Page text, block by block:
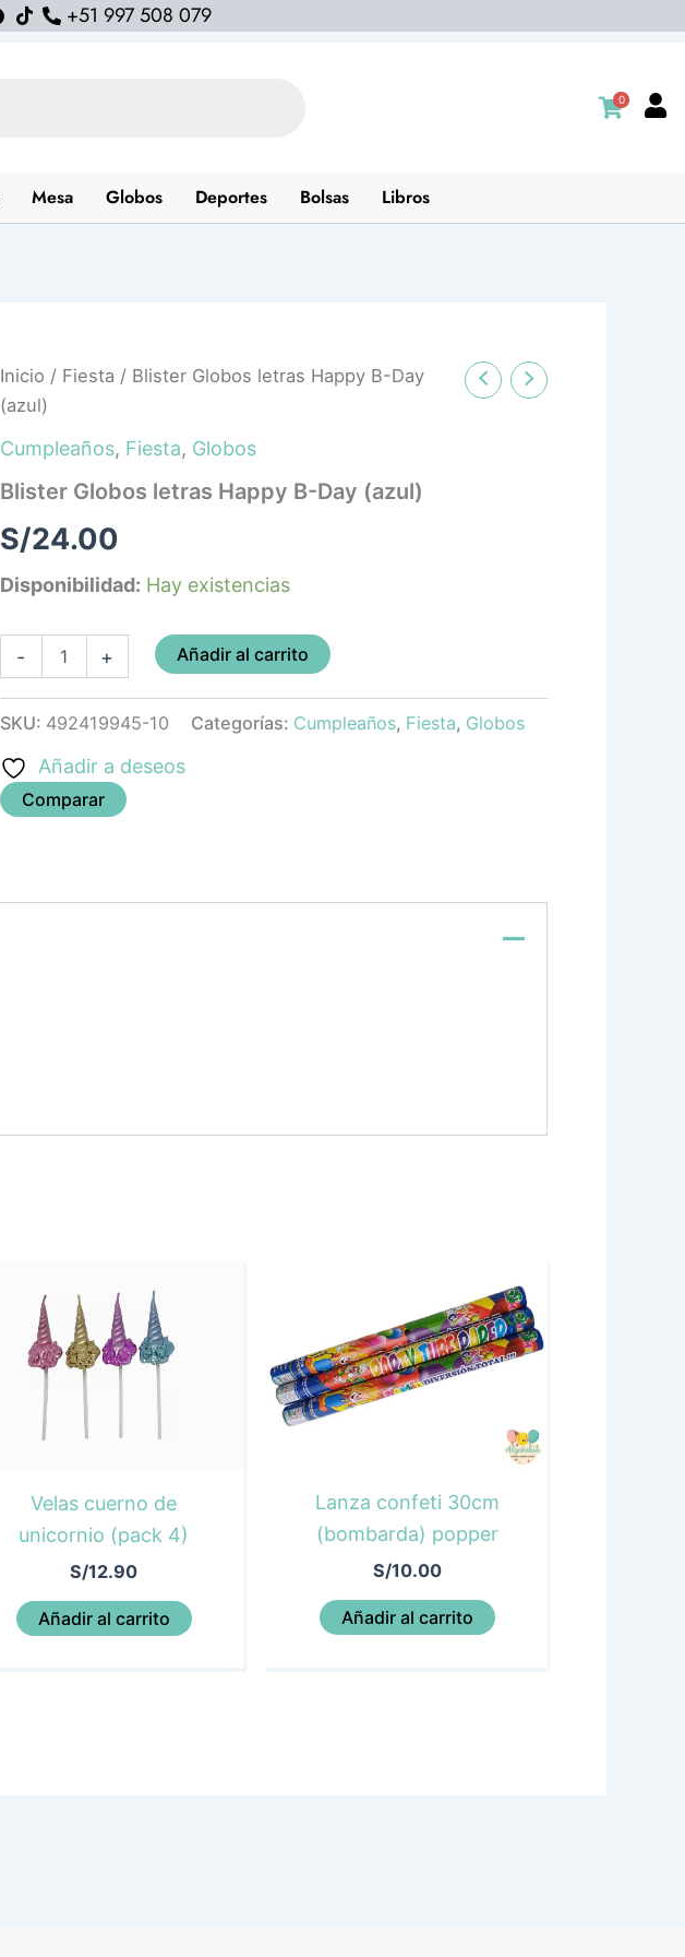
+51 997 508 079
0
Mesa Globos Deportes Bolsas Libros
Inicio / Fiesta / Blister Globos letras Happy B-Day
(azul)
Cumpleaños, Fiesta, Globos
Blister Globos letras Happy B-Day (azul)
S/24.00
Disponibilidad: Hay existencias
-
Blister
letras
Happy
B-
Day
(azul)
cantidad
+ Añadir al carrito
SKU: 492419945-10 Categorías: Cumpleaños, Fiesta, Globos
Añadir a deseos
Comparar
Velas cuerno de
unicornio (pack 4)
S/12.90
Añadir al carrito
Lanza confeti 30cm
(bombarda) popper
S/10.00
Añadir al carrito